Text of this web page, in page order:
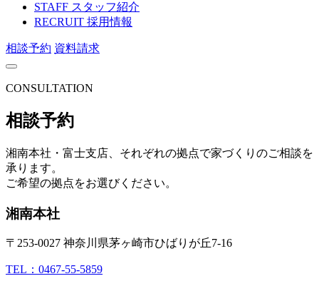
STAFF スタッフ紹介
RECRUIT 採用情報
相談予約 資料請求
CONSULTATION
相談予約
湘南本社・富士支店、それぞれの拠点で家づくりのご相談を
承ります。
ご希望の拠点をお選びください。
湘南本社
〒253-0027 神奈川県茅ヶ崎市ひばりが丘7-16
TEL：0467-55-5859